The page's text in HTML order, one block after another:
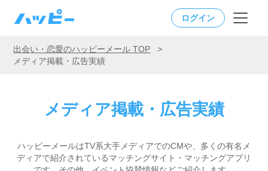
ログイン
出会い・恋愛のハッピーメール TOP
>
メディア掲載・広告実績
メディア掲載・広告実績
ハッピーメールはTV系大手メディアでのCMや、多くの有名メ
ディアで紹介されているマッチングサイト・マッチングアプリ